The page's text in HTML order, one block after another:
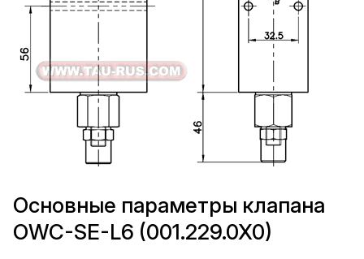
Основные параметры клапана
OWC-SE-L6 (001.229.0X0)